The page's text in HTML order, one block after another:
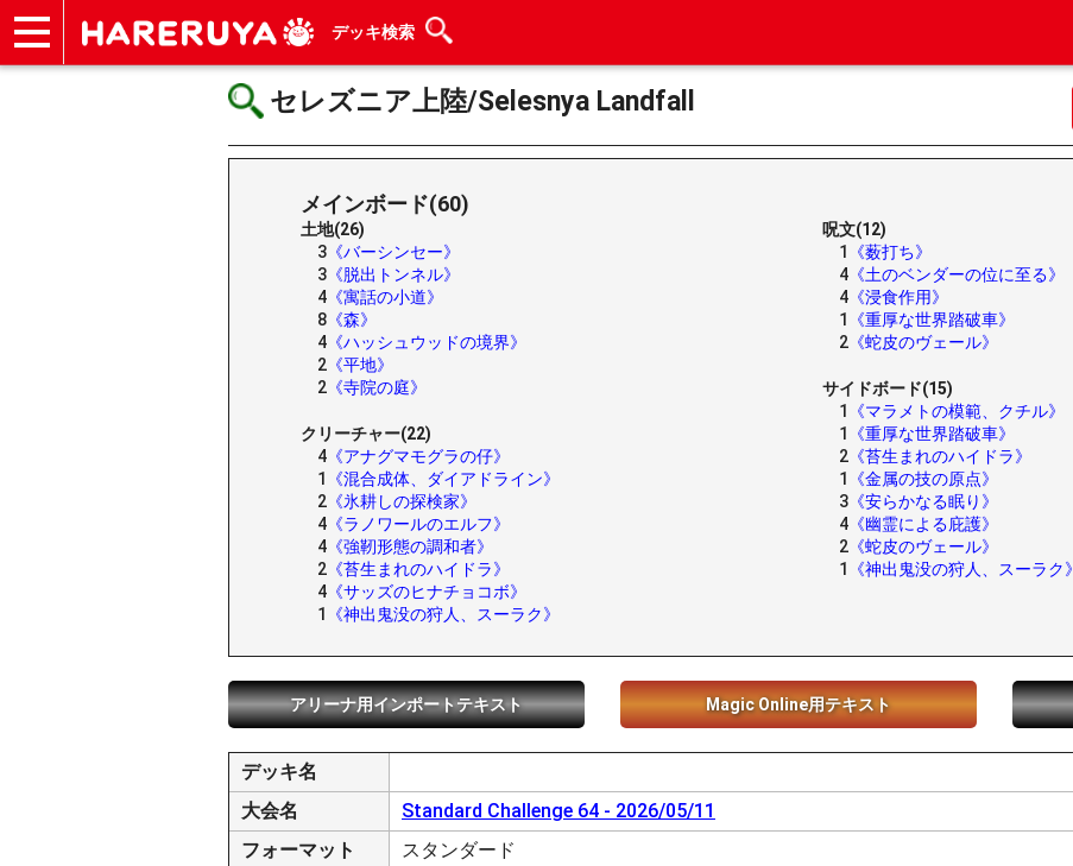
デッキ検索
セレズニア上陸/Selesnya Landfall
メインボード(60)
土地(26)
3 《バーシンセー》
3 《脱出トンネル》
4 《寓話の小道》
8 《森》
4 《ハッシュウッドの境界》
2 《平地》
2 《寺院の庭》
クリーチャー(22)
4 《アナグマモグラの仔》
1
《混合成体、ダイアドライン》
2 《氷耕しの探検家》
4 《ラノワールのエルフ》
4 《強靭形態の調和者》
2 《苔生まれのハイドラ》
4 《サッズのヒナチョコボ》
1
《神出鬼没の狩人、スーラク》
呪文(12)
1
《薮打ち》
4 《土のベンダーの位に至る》
4 《浸食作用》
1
《重厚な世界踏破車》
2 《蛇皮のヴェール》
サイドボード(15)
1
《マラメトの模範、クチル》
1
《重厚な世界踏破車》
2 《苔生まれのハイドラ》
1
《金属の技の原点》
3 《安らかなる眠り》
4 《幽霊による庇護》
2 《蛇皮のヴェール》
1
《神出鬼没の狩人、スーラク》
アリーナ用インポートテキスト Magic Online用テキスト
デッキ名
大会名
Standard Challenge 64 - 2026/05/11
フォーマット
スタンダード